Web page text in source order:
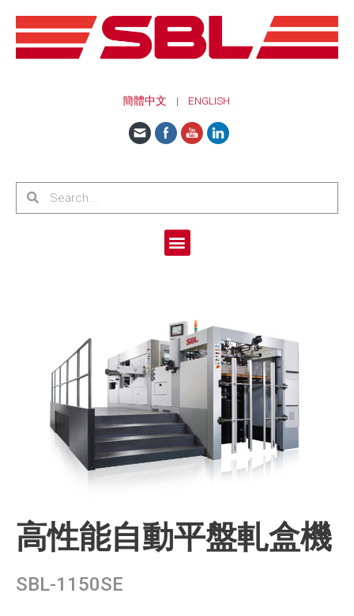
簡體中文 | ENGLISH
高性能自動平盤軋盒機
SBL-1150SE